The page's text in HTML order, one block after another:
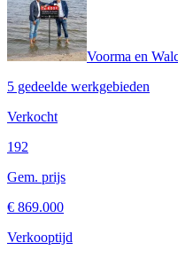
Voorma en
5 gedeelde werkgebieden
Verkocht
192
Gem. prijs
€ 869.000
Verkooptijd